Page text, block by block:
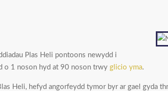
Plas Heli pontoons newydd i
o 1 noson hyd at 90 noson trwy glicio yma.
Heli, hefyd angorfeydd tymor byr ar gael gyda